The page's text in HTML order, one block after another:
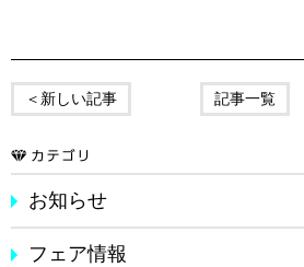
＜新しい記事 記事一覧
お知らせ
フェア情報